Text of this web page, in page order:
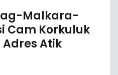
Malkara-
Cam Korkuluk
Adres Atik